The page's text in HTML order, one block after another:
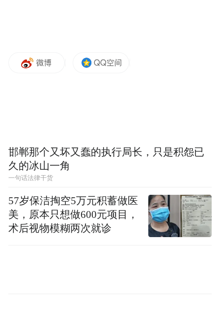
邯郸那个又坏又蠢的执行局长，只是积怨已
久的冰山一角
一句话法律干货
57岁保洁掏空5万元积蓄做医
美，原本只想做600元项目，
术后视物模糊两次就诊